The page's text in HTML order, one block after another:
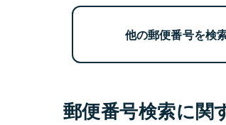
他の郵便番号を検
郵便番号検索に関